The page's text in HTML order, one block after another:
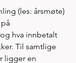
(les: årsmøte)
hva innbetalt
Til samtlige
ligger en